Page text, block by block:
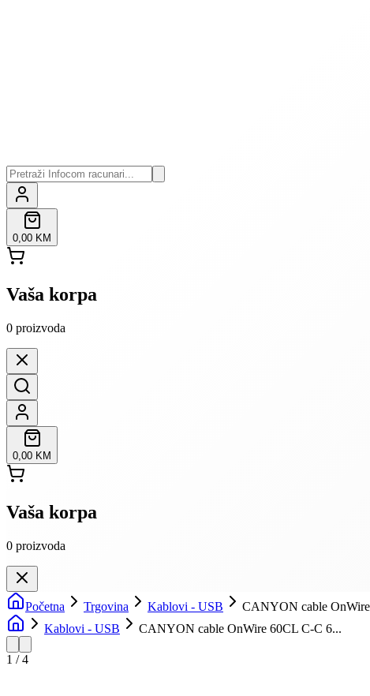
0,00 KM
Vaša korpa
0 proizvoda
0,00 KM
Vaša korpa
0 proizvoda
Početna Trgovina Kablovi - USB
CANYON cable
Kablovi - USB
CANYON cable OnWire 60CL C-C 6...
1 /4